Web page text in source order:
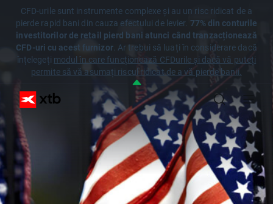
CFD-urile sunt instrumente complexe și au un risc ridicat de a
pierde rapid bani din cauza efectului de levier. 77% din conturile
investitorilor de retail pierd bani atunci când tranzacționează
CFD-uri cu acest furnizor. Ar trebui să luați în considerare dacă
înțelegeți modul în care funcționează CFDurile și dacă vă puteți
permite să vă asumați riscul ridicat de a vă pierde banii.